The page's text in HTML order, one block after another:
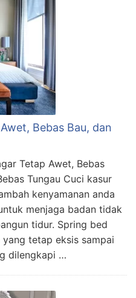
Bebas Bau, dan
Tetap Awet, Bebas
Tungau Cuci kasur
kenyamanan anda
menjaga badan tidak
tidur. Spring bed
tetap eksis sampai
dilengkapi …